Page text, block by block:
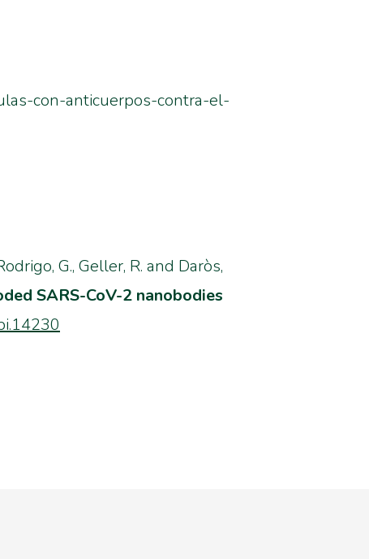
con-anticuerpos-contra-el-
G., Geller, R. and Daròs,
SARS-CoV-2 nanobodies